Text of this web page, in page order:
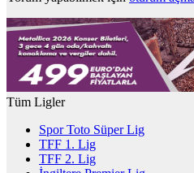
Tüm Ligler
Spor Toto Süper Lig
TFF 1. Lig
TFF 2. Lig